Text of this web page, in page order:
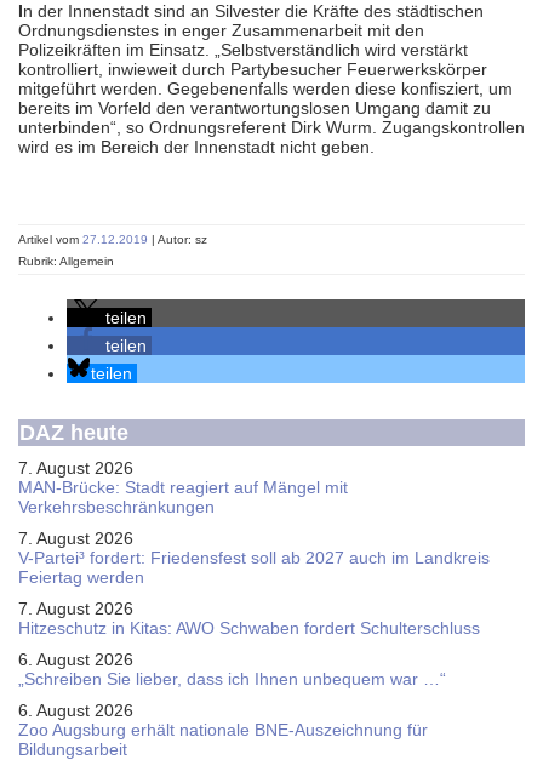
In der Innenstadt sind an Silvester die Kräfte des städtischen
Ordnungsdienstes in enger Zusammenarbeit mit den
Polizeikräften im Einsatz. „Selbstverständlich wird verstärkt
kontrolliert, inwieweit durch Partybesucher Feuerwerkskörper
mitgeführt werden. Gegebenenfalls werden diese konfisziert, um
bereits im Vorfeld den verantwortungslosen Umgang damit zu
unterbinden“, so Ordnungsreferent Dirk Wurm. Zugangskontrollen
wird es im Bereich der Innenstadt nicht geben.
Artikel vom 27.12.2019 | Autor: sz
Rubrik: Allgemein
teilen
teilen
teilen
DAZ heute
7. August 2026
MAN-Brücke: Stadt reagiert auf Mängel mit
Verkehrsbeschränkungen
7. August 2026
V-Partei­³ fordert: Friedens­fest soll ab 2027 auch im Land­kreis
Feier­tag werden
7. August 2026
Hitzeschutz in Kitas: AWO Schwaben fordert Schulterschluss
6. August 2026
„Schreiben Sie lieber, dass ich Ihnen unbequem war …“
6. August 2026
Zoo Augsburg erhält nationale BNE-Auszeichnung für
Bildungsarbeit